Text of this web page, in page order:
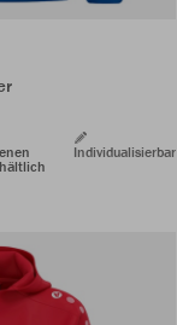
Individualisierbar